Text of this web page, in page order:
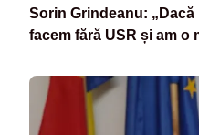
Sorin Grindeanu:
facem fără USR și am o